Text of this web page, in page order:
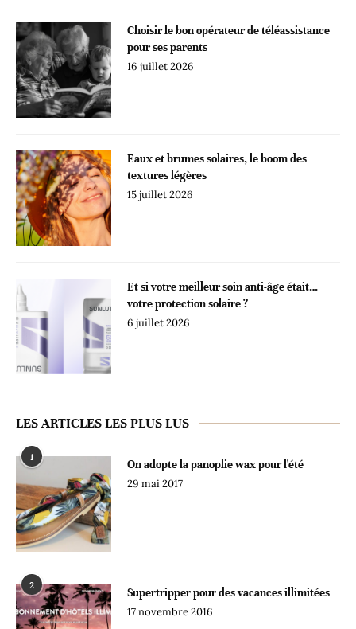
Choisir le bon opérateur de téléassistance
pour ses parents
16 juillet 2026
Eaux et brumes solaires, le boom des
textures légères
15 juillet 2026
Et si votre meilleur soin anti-âge était…
votre protection solaire ?
6 juillet 2026
LES ARTICLES LES PLUS LUS
1
On adopte la panoplie wax pour l'été
29 mai 2017
2
Supertripper pour des vacances illimitées
17 novembre 2016